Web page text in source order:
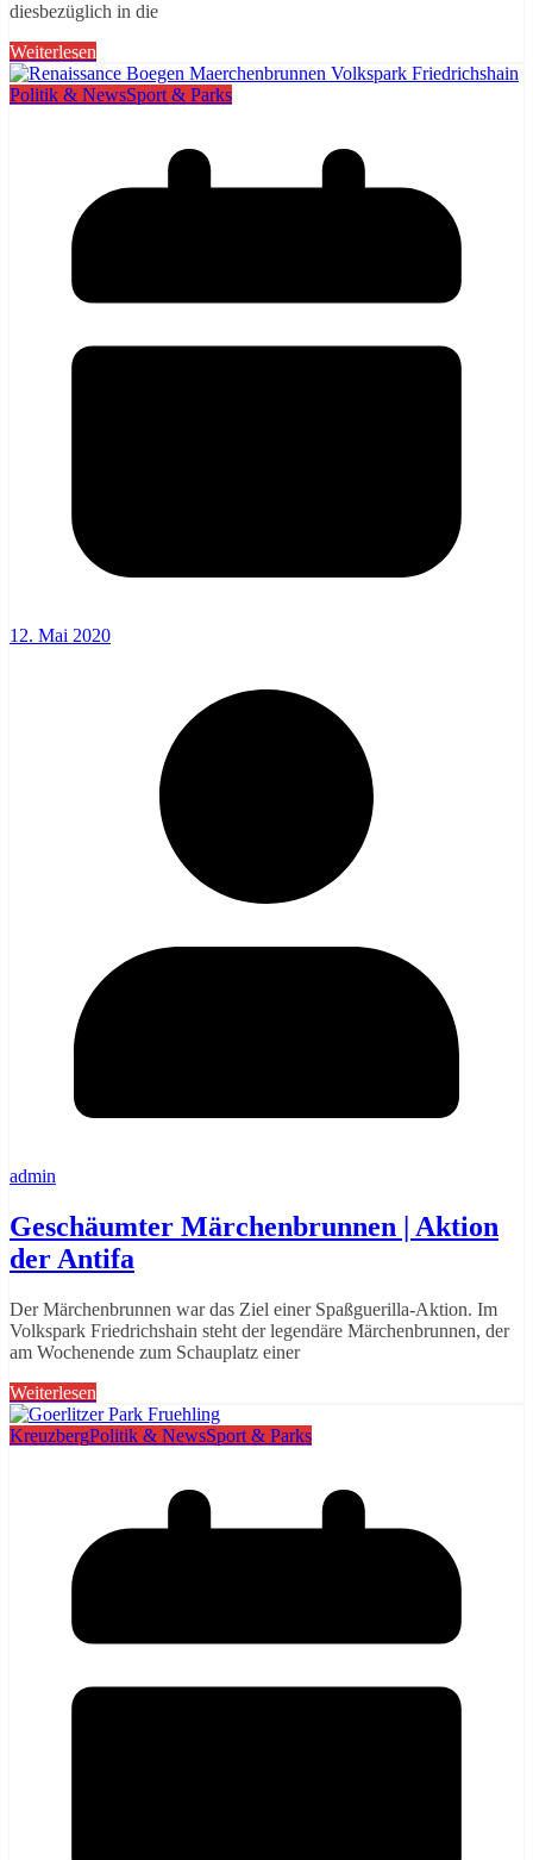
diesbezüglich in die
Weiterlesen
Politik & NewsSport & Parks
12. Mai 2020
admin
Geschäumter Märchenbrunnen | Aktion
der Antifa
Der Märchenbrunnen war das Ziel einer Spaßguerilla-Aktion. Im
Volkspark Friedrichshain steht der legendäre Märchenbrunnen, der
am Wochenende zum Schauplatz einer
Weiterlesen
KreuzbergPolitik & NewsSport & Parks